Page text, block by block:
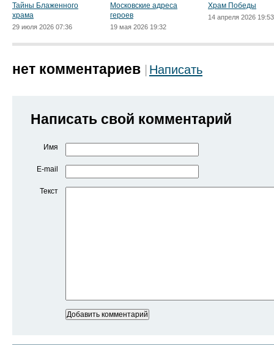
Тайны Блаженного
храма
29 июля 2026 07:36
Московские адреса
героев
19 мая 2026 19:32
Храм Победы
14 апреля 2026 19:53
нет комментариев Написать
Написать свой комментарий
Имя
E-mail
Текст